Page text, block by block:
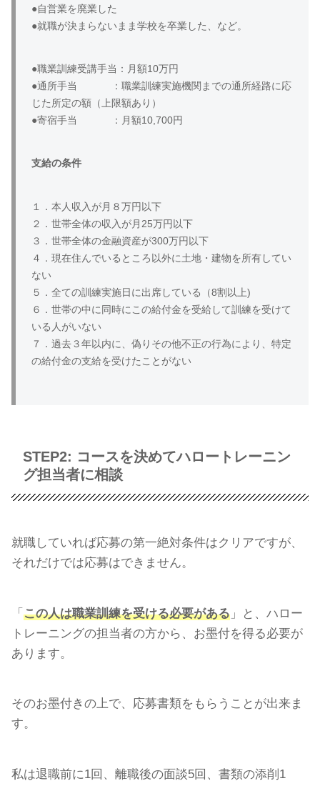
●自営業を廃業した
●就職が決まらないまま学校を卒業した、など。
●職業訓練受講手当：月額10万円
●通所手当 ：職業訓練実施機関までの通所経路に応
じた所定の額（上限額あり）
●寄宿手当 ：月額10,700円
支給の条件
１．本人収入が月８万円以下
２．世帯全体の収入が月25万円以下
３．世帯全体の金融資産が300万円以下
４．現在住んでいるところ以外に土地・建物を所有してい
ない
５．全ての訓練実施日に出席している（8割以上)
６．世帯の中に同時にこの給付金を受給して訓練を受けて
いる人がいない
７．過去３年以内に、偽りその他不正の行為により、特定
の給付金の支給を受けたことがない
STEP2: コースを決めてハロートレーニン
グ担当者に相談
就職していれば応募の第一絶対条件はクリアですが、
それだけでは応募はできません。
「 この人は職業訓練を受ける必要がある 」と、ハロー
トレーニングの担当者の方から、お墨付を得る必要が
あります。
そのお墨付きの上で、応募書類をもらうことが出来ま
す。
私は退職前に1回、離職後の面談5回、書類の添削1